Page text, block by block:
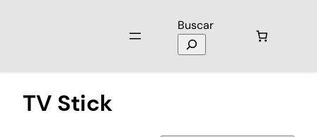
Buscar
TV Stick